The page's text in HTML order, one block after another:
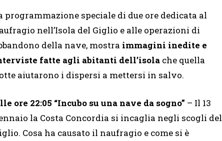
programmazione speciale di due ore dedicata al
nell’Isola del Giglio e alle operazioni di
della nave, mostra immagini inedite e
fatte agli abitanti dell’isola che quella
aiutarono i dispersi a mettersi in salvo.
ore 22:05 “Incubo su una nave da sogno” – Il 13
la Costa Concordia si incaglia negli scogli del
Cosa ha causato il naufragio e come si è